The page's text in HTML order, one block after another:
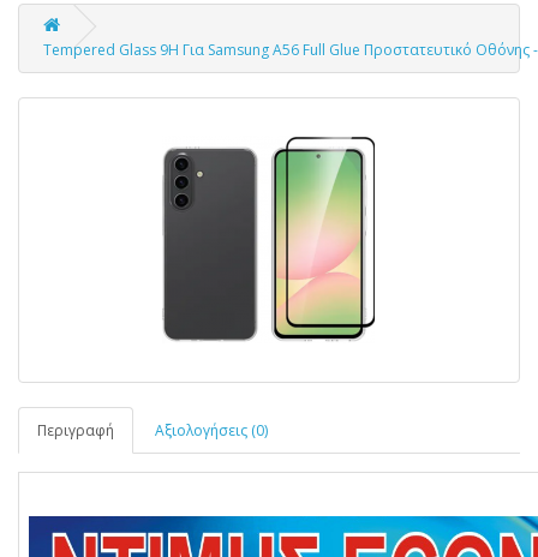
Tempered Glass 9H Για Samsung A56 Full Glue Προστατευτικό
Περιγραφή Αξιολογήσεις (0)